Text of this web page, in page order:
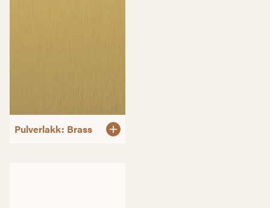
Pulverlakk: Brass